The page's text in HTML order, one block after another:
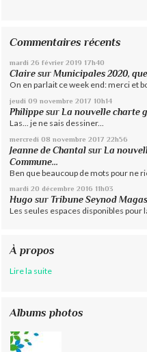
Commentaires récents
mardi 26 février 2019 17h40
Claire surMunicipales 2020,
On en parlait ce week end: merci et
jeudi 09 novembre 2017 10h14
Philippe sur La nouvelle charte
Las... je ne sais dessiner...
mercredi 08 novembre 2017 22h56
Jeanne de Chantal sur La
Commune...
Ben que beaucoup de mots pour ne
mardi 20 décembre 2016 11h03
Hugo surTribune Seynod
Les seules espaces disponibles pour
À propos
Lire la suite
Albums photos